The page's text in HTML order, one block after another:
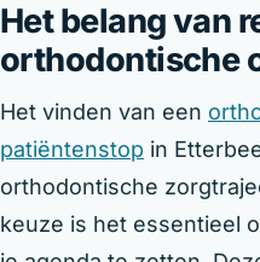
Het belang van
orthodontische
Het vinden van een
patiëntenstop in
orthodontische
keuze is het essentieel